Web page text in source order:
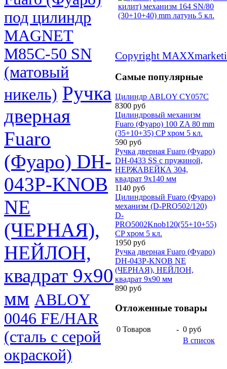
Copyright
Самые популярные
Цилиндр ABLOY CY057С
8300 руб
Цилиндровый механизм
Fuaro (Фуаро) 100 ZA 80 mm
(35+10+35) CP хром 5 кл.
590 руб
Ручка дверная Fuaro (Фуаро)
DH-0433 SS с пружиной,
НЕРЖАВЕЙКА 304,
квадрат 9x140 мм
1140 руб
Цилиндровый Fuaro (Фуаро)
механизм (D-PRO502/120)
D-
PRO5002Knob120(55+10+55)
CP хром 5 кл.
1950 руб
Ручка дверная Fuaro (Фуаро)
DH-043P-KNOB NE
(ЧЕРНАЯ), НЕЙЛОН,
квадрат 9x90 мм
890 руб
Отложенные товары
0 Товаров - 0 руб
В список
под цилиндр
MAGNET
M85C-50 SN
(матовый
никель) Ручка
дверная
Fuaro
(Фуаро) DH-
043P-KNOB
NE
(ЧЕРНАЯ),
НЕЙЛОН,
квадрат 9x90
мм ABLOY
0046 FE/HAR
(сталь с серой
окраской)